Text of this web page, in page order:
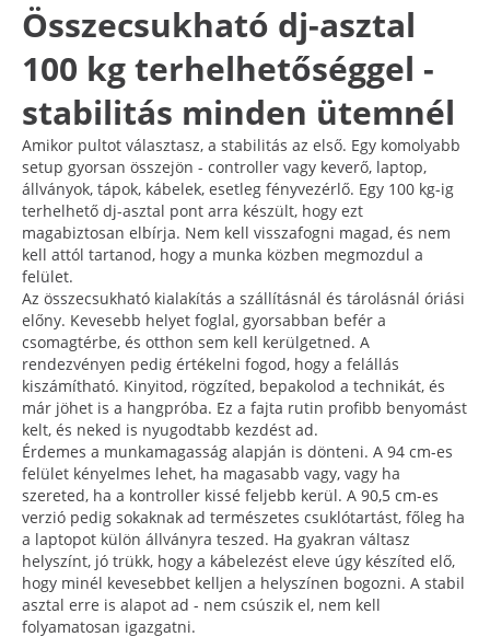
Összecsukható dj-asztal
100 kg terhelhetőséggel -
stabilitás minden ütemnél
Amikor pultot választasz, a stabilitás az első. Egy komolyabb
setup gyorsan összejön - controller vagy keverő, laptop,
állványok, tápok, kábelek, esetleg fényvezérlő. Egy 100 kg-ig
terhelhető dj-asztal pont arra készült, hogy ezt
magabiztosan elbírja. Nem kell visszafogni magad, és nem
kell attól tartanod, hogy a munka közben megmozdul a
felület.
Az összecsukható kialakítás a szállításnál és tárolásnál óriási
előny. Kevesebb helyet foglal, gyorsabban befér a
csomagtérbe, és otthon sem kell kerülgetned. A
rendezvényen pedig értékelni fogod, hogy a felállás
kiszámítható. Kinyitod, rögzíted, bepakolod a technikát, és
már jöhet is a hangpróba. Ez a fajta rutin profibb benyomást
kelt, és neked is nyugodtabb kezdést ad.
Érdemes a munkamagasság alapján is dönteni. A 94 cm-es
felület kényelmes lehet, ha magasabb vagy, vagy ha
szereted, ha a kontroller kissé feljebb kerül. A 90,5 cm-es
verzió pedig sokaknak ad természetes csuklótartást, főleg ha
a laptopot külön állványra teszed. Ha gyakran váltasz
helyszínt, jó trükk, hogy a kábelezést eleve úgy készíted elő,
hogy minél kevesebbet kelljen a helyszínen bogozni. A stabil
asztal erre is alapot ad - nem csúszik el, nem kell
folyamatosan igazgatni.